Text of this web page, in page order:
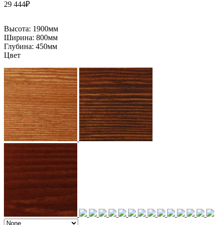
29 444₽
Высота: 1900мм
Ширина: 800мм
Глубина: 450мм
Цвет